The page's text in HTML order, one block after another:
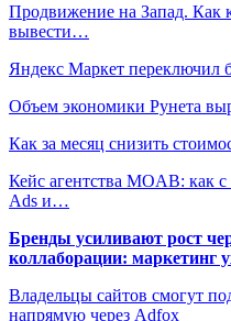
Продвижение на Запад. Как
вывести…
Яндекс Маркет переключил
Объем экономики Рунета
Как за месяц снизить
Кейс агентства MOAB: как
Ads и…
Бренды усиливают рост
коллаборации: маркетинг
Владельцы сайтов смогут
напрямую через Adfox